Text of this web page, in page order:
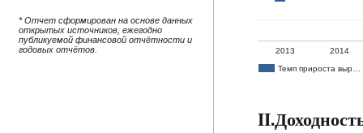
* Отчет сформирован на основе данных
открытых источников, ежегодно
публикуемой финансовой отчётности и
годовых отчётов.
Темп прироста выр…
2013 2014